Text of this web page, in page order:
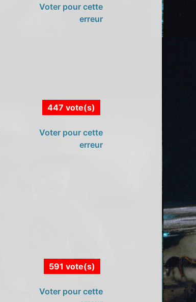
Voter pour cette
erreur
447 vote(s)
Voter pour cette
erreur
591 vote(s)
Voter pour cette